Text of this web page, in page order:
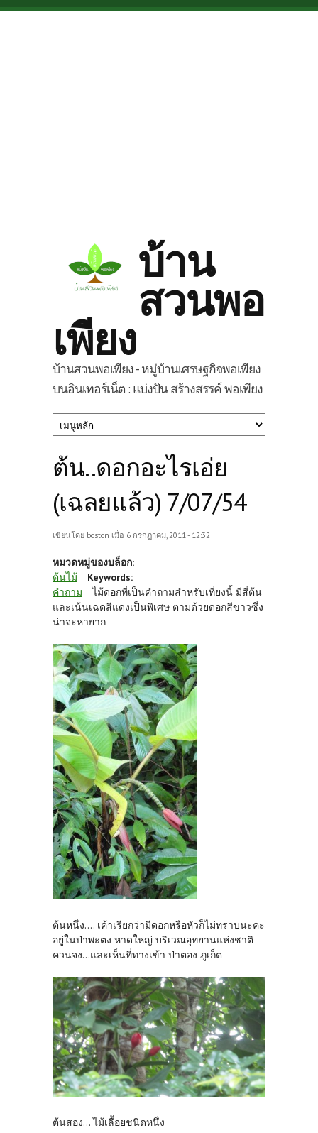
Skip to main content
บ้าน
สวนพอ
เพียง
บ้านสวนพอเพียง - หมู่บ้านเศรษฐกิจพอเพียง
บนอินเทอร์เน็ต : แบ่งปัน สร้างสรรค์ พอเพียง
ต้น..ดอกอะไรเอ่ย
(เฉลยแล้ว) 7/07/54
เขียนโดย boston เมื่อ 6 กรกฎาคม, 2011 - 12:32
หมวดหมู่ของบล็อก:
ต้นไม้
Keywords:
คำถาม
ไม้ดอกที่เป็นคำถามสำหรับเที่ยงนี้ มีสี่ต้น
และเน้นเฉดสีแดงเป็นพิเศษ ตามด้วยดอกสีขาวซึ่ง
น่าจะหายาก
ต้นหนึ่ง.... เค้าเรียกว่ามีดอกหรือหัวก็ไม่ทราบนะคะ
อยู่ในป่าพะตง หาดใหญ่ บริเวณอุทยานแห่งชาติ
ควนจง...และเห็นที่ทางเข้า ป่าตอง ภูเก็ต
ต้นสอง... ไม้เลื้อยชนิดหนึ่ง